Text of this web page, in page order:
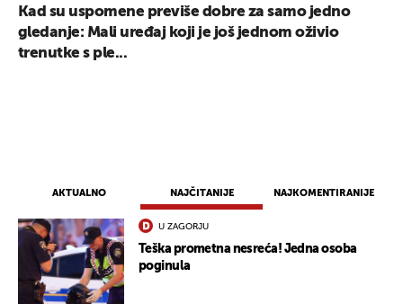
AKTUALNO NAJČITANIJE NAJKOMENTIRANIJE
U ZAGORJU
Teška prometna nesreća! Jedna osoba
poginula
Kad su uspomene previše dobre za samo jedno
gledanje: Mali uređaj koji je još jednom oživio
trenutke s ple...